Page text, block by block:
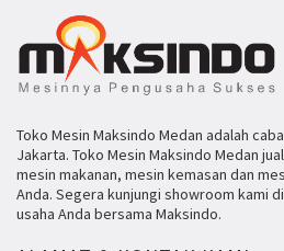
Toko Mesin Maksindo Medan adalah
Jakarta. Toko Mesin Maksindo Medan
mesin makanan, mesin kemasan dan
Anda. Segera kunjungi showroom kami
usaha Anda bersama Maksindo.